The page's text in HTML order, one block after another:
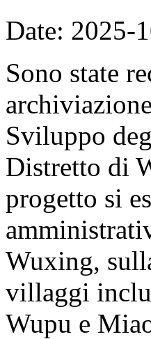
Date: 2025-
Sono state
Sviluppo
Distretto di
progetto si
Wuxing,
villaggi
Wupu e